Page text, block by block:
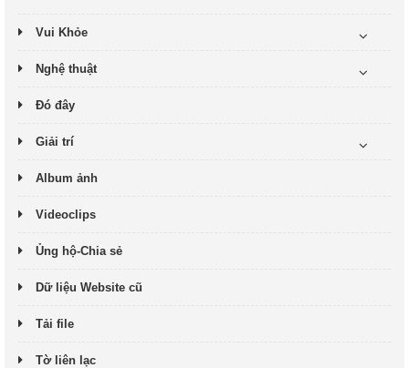
Vui Khỏe
Nghệ thuật
Đó đây
Giải trí
Album ảnh
Videoclips
Ủng hộ-Chia sẻ
Dữ liệu Website cũ
Tải file
Tờ liên lạc